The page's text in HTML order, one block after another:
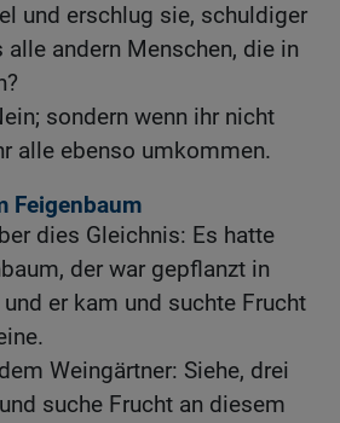
und erschlug sie, schuldiger
alle andern Menschen, die in
sondern wenn ihr nicht
alle ebenso umkommen.
Feigenbaum
dies Gleichnis: Es hatte
der war gepflanzt in
er kam und suchte Frucht
Weingärtner: Siehe, drei
suche Frucht an diesem